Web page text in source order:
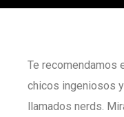
Te recomendamos
chicos ingeniosos
llamados nerds.